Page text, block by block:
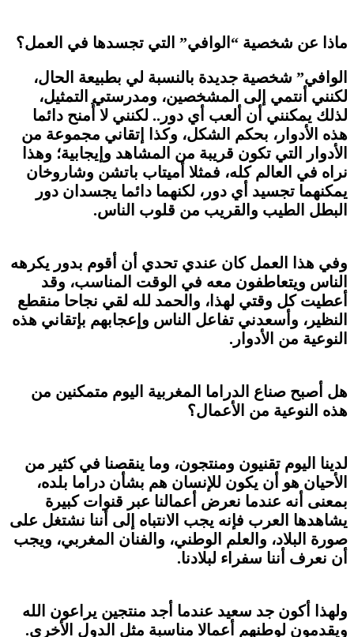
ماذا عن شخصية “الوافي” التي تجسدها في العمل؟
الوافي” شخصية جديدة بالنسبة لي بطبيعة الحال،
لكنني أنتمي إلى المشخصين، ومدرستي التمثيل،
لذلك يمكنني أن ألعب أي دور.. لكنني لا أُمنح دائما
هذه الأدوار، بحكم الشكل، وكذا إتقاني مجموعة من
الأدوار التي تكون قريبة من المشاهد وإيجابية؛ وهذا
نراه في العالم كله، فمثلا أميتاب باتشن وشاروخان
يمكنهما تجسيد أي دور، لكنهما دائما يجسدان دور
البطل الطيب والقريب من قلوب الناس.
وفي هذا العمل كان عندي تحدي أن أقوم بدور يكرهه
الناس ويتعاطفون معه في الوقت المناسب، وقد
أعطيت كل وقتي لهذا، والحمد لله لقي نجاحا منقطع
النظير، وأسعدني تفاعل الناس وإعجابهم بإتقاني هذه
النوعية من الأدوار.
هل أصبح صناع الدراما المغربية اليوم متمكنين من
هذه النوعية من الأعمال؟
لدينا اليوم تقنيون ومنتجون، وما ينقصنا في كثير من
الأحيان هو أن يكون للإنسان هم بشأن دراما بلده،
بمعنى أنه عندما نعرض أعمالنا عبر قنوات كبيرة
يشاهدها العرب فإنه يجب الانتباه إلى أننا نشتغل على
صورة البلاد، والعلم الوطني، والفنان المغربي، ويجب
أن نعرف أننا سفراء لبلادنا.
ولهذا أكون جد سعيد عندما أجد منتجين يراعون الله
ويقدمون لوطنهم أعمالا مناسبة مثل الدول الأخرى.